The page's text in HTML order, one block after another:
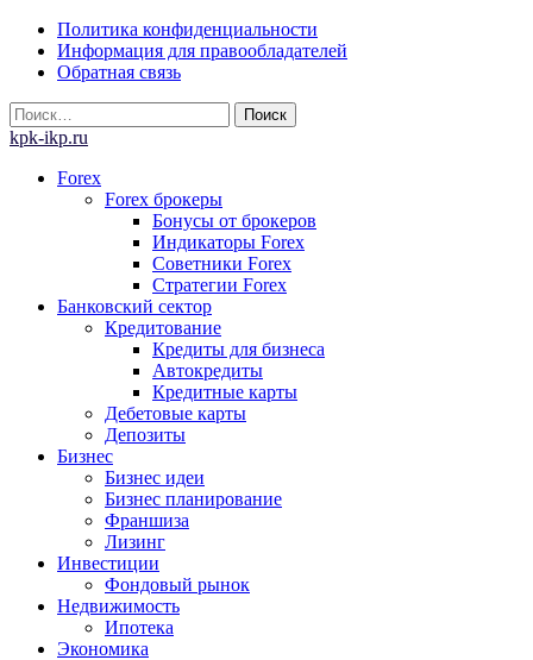
Skip
content
Политика конфиденциальности
Информация для правообладателей
Обратная связь
Найти:
kpk-ikp.ru
Forex
Forex брокеры
Бонусы от брокеров
Индикаторы Forex
Советники Forex
Стратегии Forex
Банковский сектор
Кредитование
Кредиты для бизнеса
Автокредиты
Кредитные карты
Дебетовые карты
Депозиты
Бизнес
Бизнес идеи
Бизнес планирование
Франшиза
Лизинг
Инвестиции
Фондовый рынок
Недвижимость
Ипотека
Экономика